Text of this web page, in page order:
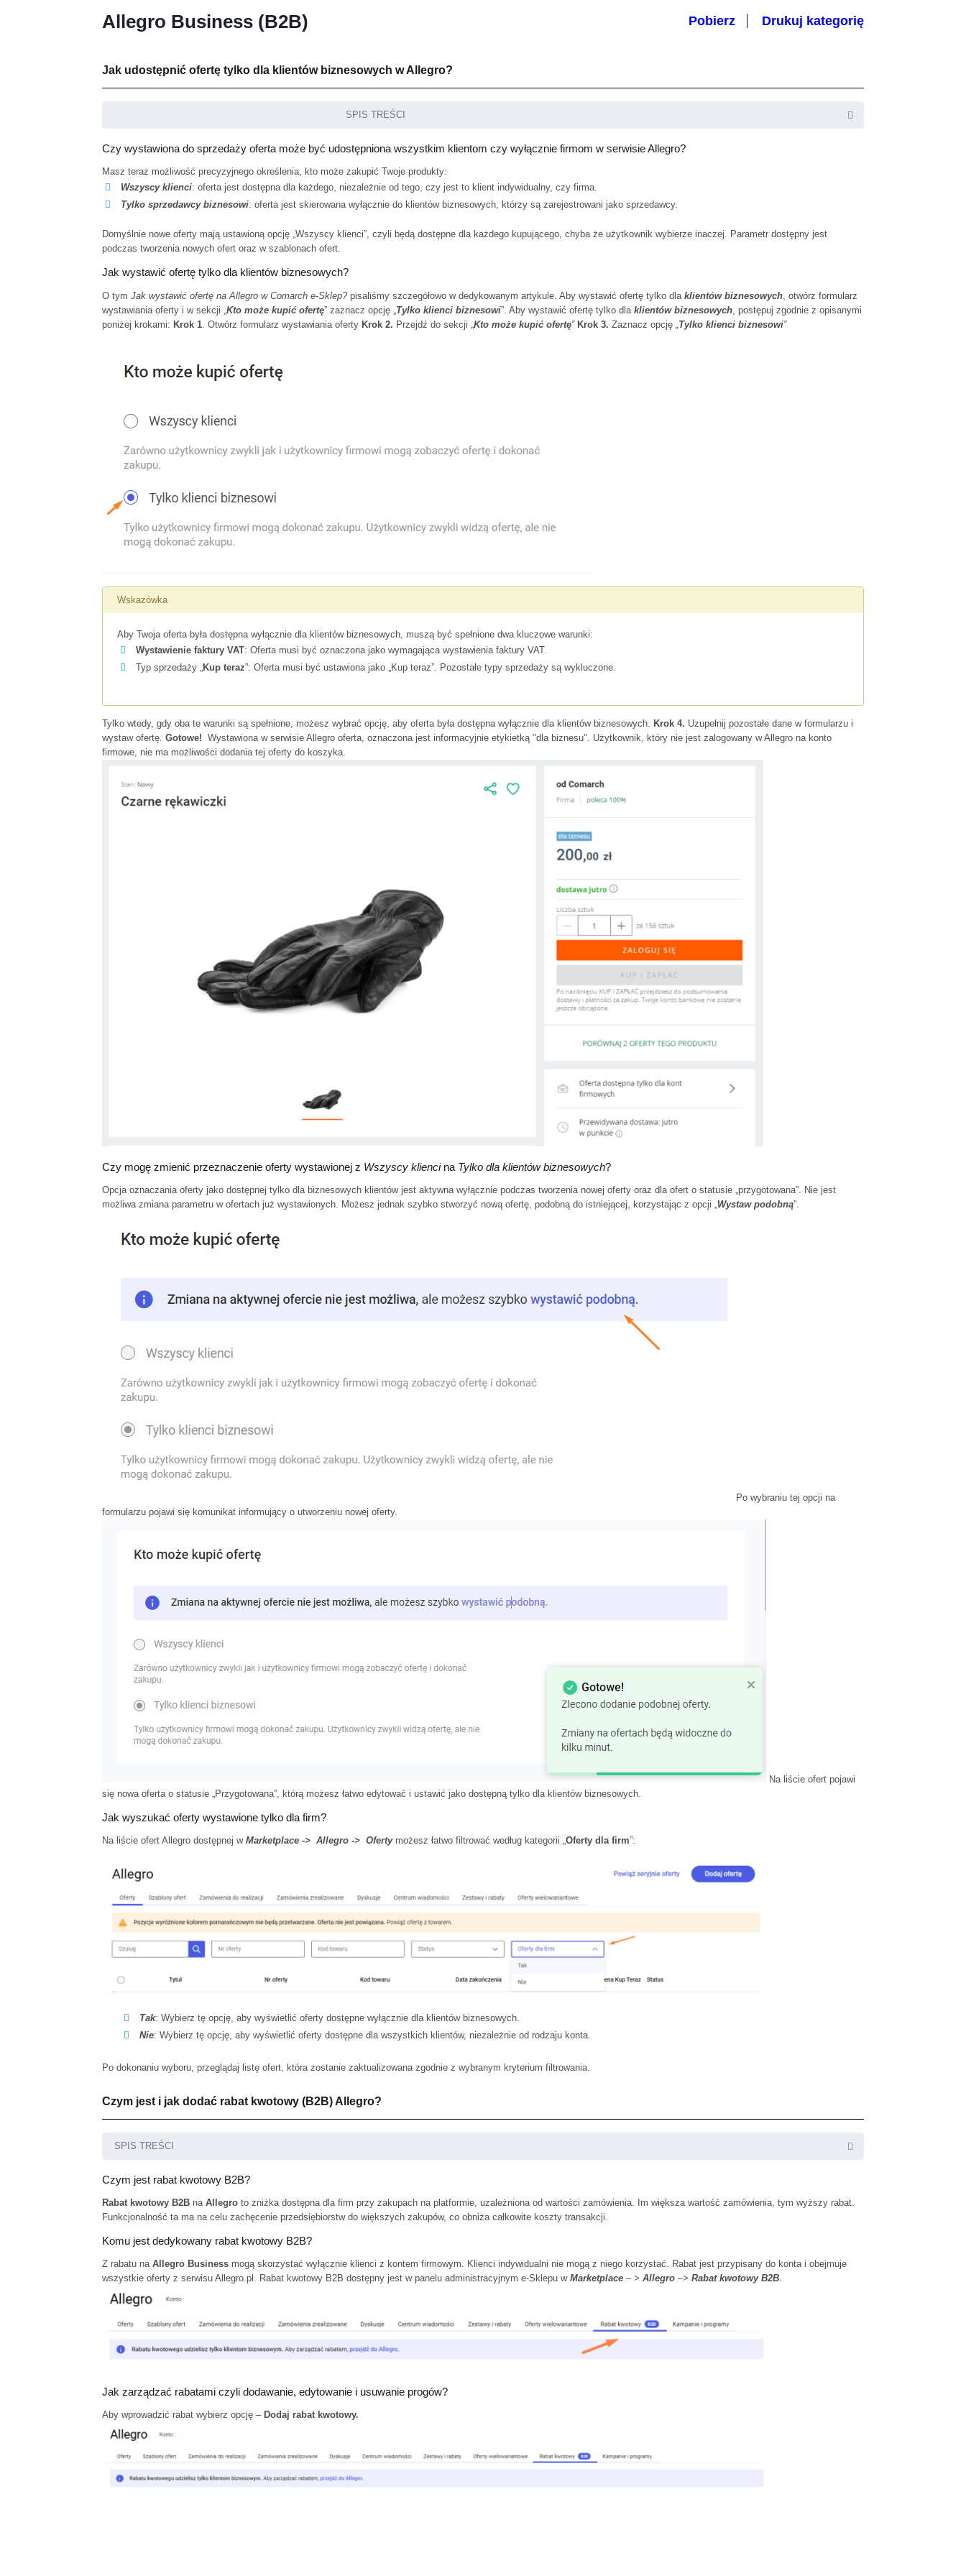
Allegro Business (B2B) Pobierz Drukuj kategorię
Jak udostępnić ofertę tylko dla klientów biznesowych w Allegro?
SPIS TREŚCI
Czy wystawiona do sprzedaży oferta może być udostępniona wszystkim klientom czy wyłącznie firmom w serwisie Allegro?
Masz teraz możliwość precyzyjnego określenia, kto może zakupić Twoje produkty:
Wszyscy klienci: oferta jest dostępna dla każdego, niezależnie od tego, czy jest to klient indywidualny, czy firma.
Tylko sprzedawcy biznesowi: oferta jest skierowana wyłącznie do klientów biznesowych, którzy są zarejestrowani jako sprzedawcy.
Domyślnie nowe oferty mają ustawioną opcję „Wszyscy klienci”, czyli będą dostępne dla każdego kupującego, chyba że użytkownik wybierze inaczej. Parametr dostępny jest
podczas tworzenia nowych ofert oraz w szablonach ofert.
Jak wystawić ofertę tylko dla klientów biznesowych?
O tym Jak wystawić ofertę na Allegro w Comarch e-Sklep?pisaliśmy szczegółowo w dedykowanym artykule. Aby wystawić ofertę tylko dla klientów biznesowych , otwórz formularz
wystawiania oferty i w sekcji „ Kto może kupić ofertę” zaznacz opcję „ Tylko klienci biznesowi”. Aby wystawić ofertę tylko dla klientów biznesowych , postępuj zgodnie z opisanymi
poniżej krokami: Krok 1 . Otwórz formularz wystawiania oferty Krok 2. Przejdź do sekcji „ Kto może kupić ofertę” Krok 3. Zaznacz opcję Tylko klienci biznesowi”
Wskazówka
Aby Twoja oferta była dostępna wyłącznie dla klientów biznesowych, muszą być spełnione dwa kluczowe warunki:
Wystawienie faktury VAT: Oferta musi być oznaczona jako wymagająca wystawienia faktury VAT.
Typ sprzedaży „Kup teraz”: Oferta musi być ustawiona jako „Kup teraz”. Pozostałe typy sprzedaży są wykluczone.
Tylko wtedy, gdy oba te warunki są spełnione, możesz wybrać opcję, aby oferta była dostępna wyłącznie dla klientów biznesowych. Krok 4. Uzupełnij pozostałe dane w formularzu i
wystaw ofertę. Gotowe! Wystawiona w serwisie Allegro oferta, oznaczona jest informacyjnie etykietką "dla biznesu". Użytkownik, który nie jest zalogowany w Allegro na konto
firmowe, nie ma możliwości dodania tej oferty do koszyka.
Czy mogę zmienić przeznaczenie oferty wystawionej z Wszyscy kliencina Tylko dla klientów biznesowych?
Opcja oznaczania oferty jako dostępnej tylko dla biznesowych klientów jest aktywna wyłącznie podczas tworzenia nowej oferty oraz dla ofert o statusie „przygotowana”. Nie jest
możliwa zmiana parametru w ofertach już wystawionych. Możesz jednak szybko stworzyć nową ofertę, podobną do istniejącej, korzystając z opcji „Wystaw podobną”.
Po wybraniu tej opcji na
formularzu pojawi się komunikat informujący o utworzeniu nowej oferty.
Na liście ofert pojawi
się nowa oferta o statusie „Przygotowana”, którą możesz łatwo edytować i ustawić jako dostępną tylko dla klientów biznesowych.
Jak wyszukać oferty wystawione tylko dla firm?
Na liście ofert Allegro dostępnej w Marketplace -> Allegro -> Ofertymożesz łatwo filtrować według kategorii „Oferty dla firm”:
Tak: Wybierz tę opcję, aby wyświetlić oferty dostępne wyłącznie dla klientów biznesowych.
Nie: Wybierz tę opcję, aby wyświetlić oferty dostępne dla wszystkich klientów, niezależnie od rodzaju konta.
Po dokonaniu wyboru, przeglądaj listę ofert, która zostanie zaktualizowana zgodnie z wybranym kryterium filtrowania.
Czym jest i jak dodać rabat kwotowy (B2B) Allegro?
SPIS TREŚCI
Czym jest rabat kwotowy B2B?
Rabat kwotowy B2B na Allegro to zniżka dostępna dla firm przy zakupach na platformie, uzależniona od wartości zamówienia. Im większa wartość zamówienia, tym wyższy rabat.
Funkcjonalność ta ma na celu zachęcenie przedsiębiorstw do większych zakupów, co obniża całkowite koszty transakcji.
Komu jest dedykowany rabat kwotowy B2B?
Z rabatu na Allegro Business mogą skorzystać wyłącznie klienci z kontem firmowym. Klienci indywidualni nie mogą z niego korzystać. Rabat jest przypisany do konta i obejmuje
wszystkie oferty z serwisu Allegro.pl. Rabat kwotowy B2B dostępny jest w panelu administracyjnym e-Sklepu w Marketplace – > Allegro –> Rabat kwotowy B2B.
Jak zarządzać rabatami czyli dodawanie, edytowanie i usuwanie progów?
Aby wprowadzić rabat wybierz opcję – Dodaj rabat kwotowy.